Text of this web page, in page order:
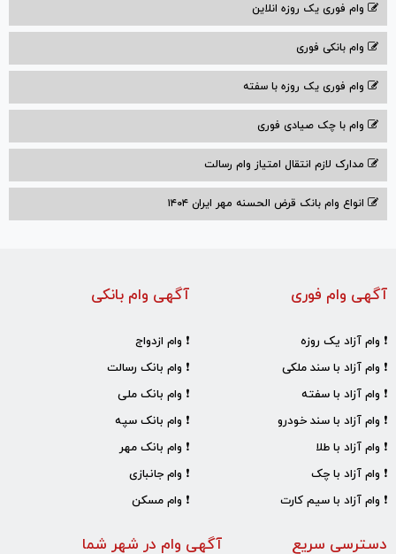
وام فوری یک روزه انلاین
وام بانکی فوری
وام فوری یک روزه با سفته
وام با‌ چک صیادی‌ فوری
مدارک لازم انتقال امتیاز وام رسالت
انواع وام بانک قرض الحسنه مهر ایران ۱۴۰۴
آگهی وام بانکی
❗ وام ازدواج
❗ وام بانک رسالت
❗ وام بانک ملی
❗ وام بانک سپه
❗ وام بانک مهر
❗ وام جانبازی
❗ وام مسکن
آگهی وام فوری
❗ وام آزاد یک روزه
❗ وام آزاد با سند ملکی
❗ وام آزاد با سفته
❗ وام آزاد با سند خودرو
❗ وام آزاد با طلا
❗ وام آزاد با چک
❗ وام آزاد با سیم کارت
آگهی وام در شهر شما دسترسی سریع